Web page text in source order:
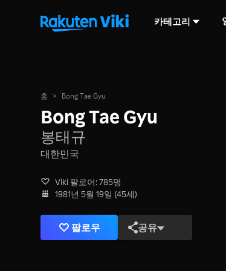
카테고리
홈 > Bong Tae Gyu
Bong Tae Gyu
봉태규
대한민국
Viki 팔로어: 785명
1981년 5월 19일 (45세)
팔로우 공유